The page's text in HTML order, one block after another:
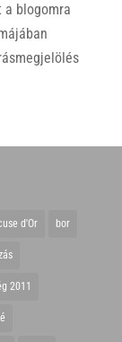
a blogomra
d'Or bor
2011